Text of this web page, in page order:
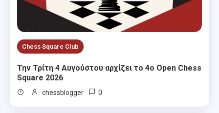
Chess Square Club
Την Τρίτη 4 Αυγούστου αρχίζει το 4ο Open Chess
Square 2026
chessblogger 0